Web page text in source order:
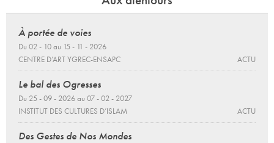
À portée de voies
Du 02 - 10 au 15 - 11 - 2026
CENTRE D’ART YGREC-ENSAPC
ACTU
Le bal des Ogresses
Du 25 - 09 - 2026 au 07 - 02 - 2027
INSTITUT DES CULTURES D’ISLAM
ACTU
Des Gestes de Nos Mondes